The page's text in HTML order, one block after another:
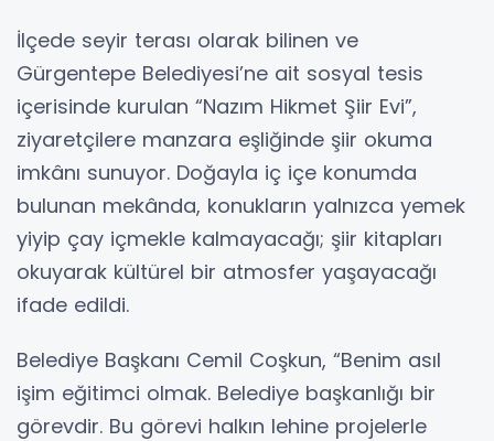
İlçede seyir terası olarak bilinen ve
Gürgentepe Belediyesi’ne ait sosyal tesis
içerisinde kurulan “Nazım Hikmet Şiir Evi”,
ziyaretçilere manzara eşliğinde şiir okuma
imkânı sunuyor. Doğayla iç içe konumda
bulunan mekânda, konukların yalnızca yemek
yiyip çay içmekle kalmayacağı; şiir kitapları
okuyarak kültürel bir atmosfer yaşayacağı
ifade edildi.
Belediye Başkanı Cemil Coşkun, “Benim asıl
işim eğitimci olmak. Belediye başkanlığı bir
görevdir. Bu görevi halkın lehine projelerle